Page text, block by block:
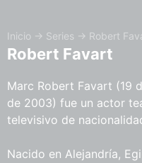
Inicio → Series → Robert
Robert Favart
Marc Robert Favart (19
de 2003) fue un actor
televisivo de
Nacido en Alejandría,